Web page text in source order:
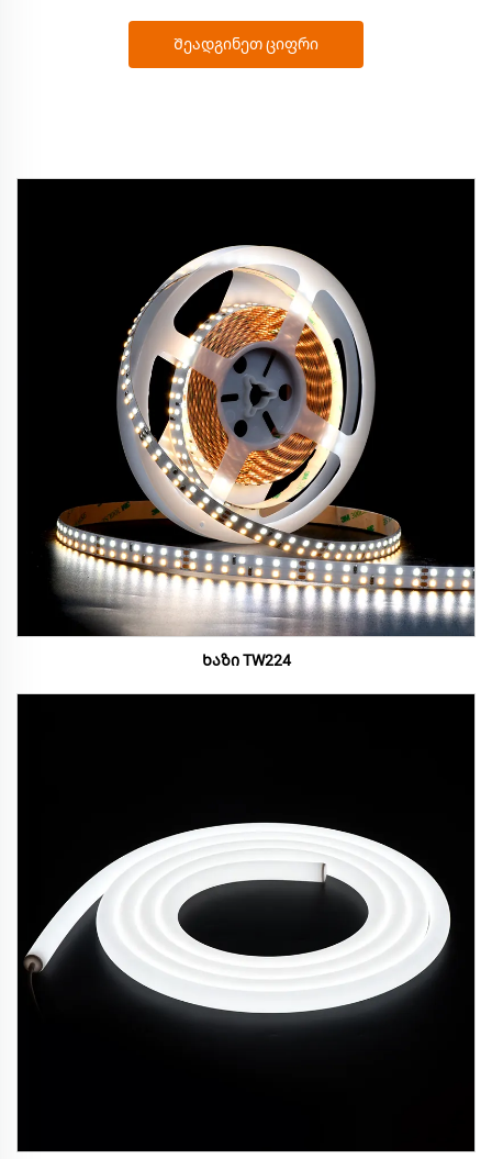
Შეადგინეთ ციფრი
Ხაზი TW224